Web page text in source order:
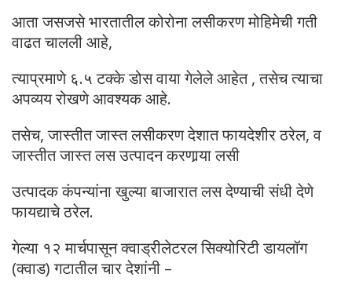
आता जसजसे भारतातील कोरोना लसीकरण मोहिमेची गती
वाढत चालली आहे,
त्याप्रमाणे ६.५ टक्के डोस वाया गेलेले आहेत , तसेच त्याचा
अपव्यय रोखणे आवश्यक आहे.
तसेच, जास्तीत जास्त लसीकरण देशात फायदेशीर ठरेल, व
जास्तीत जास्त लस उत्पादन करणार्‍या लसी
उत्पादक कंपन्यांना खुल्या बाजारात लस देण्याची संधी देणे
फायद्याचे ठरेल.
गेल्या १२ मार्चपासून क्वाड्रीलेटरल सिक्योरिटी डायलॉग
(क्वाड) गटातील चार देशांनी –